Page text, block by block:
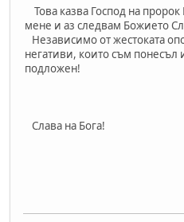
Това казва Господ на
мене и аз следвам Божието
Независимо от жестоката
негативи, които съм понесъл
подложен!
Слава на Бога!